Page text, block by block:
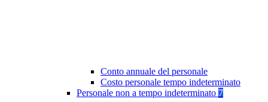
Conto annuale del personale
Costo personale tempo indeterminato
Personale non a tempo indeterminato 7